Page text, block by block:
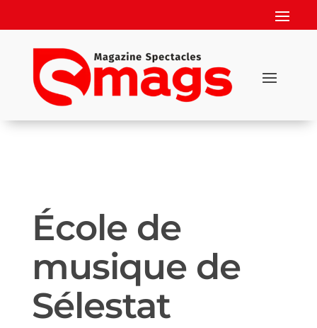
École de
musique de
Sélestat